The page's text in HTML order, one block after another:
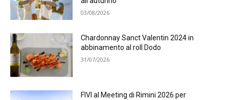
03/08/2026
Chardonnay Sanct Valentin 2024 in
abbinamento al roll Dodo
31/07/2026
FIVI al Meeting di Rimini 2026 per